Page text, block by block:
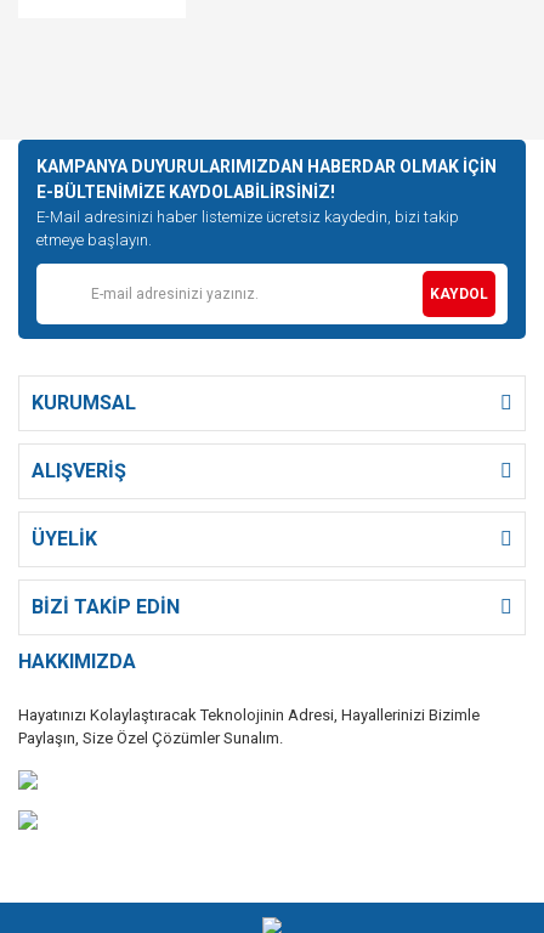
KAMPANYA DUYURULARIMIZDAN HABERDAR OLMAK İÇİN
E-BÜLTENİMİZE KAYDOLABİLİRSİNİZ!
E-Mail adresinizi haber listemize ücretsiz kaydedin, bizi takip
etmeye başlayın.
KAYDOL
KURUMSAL
ALIŞVERİŞ
ÜYELİK
BİZİ TAKİP EDİN
HAKKIMIZDA
Hayatınızı Kolaylaştıracak Teknolojinin Adresi, Hayallerinizi Bizimle
Paylaşın, Size Özel Çözümler Sunalım.